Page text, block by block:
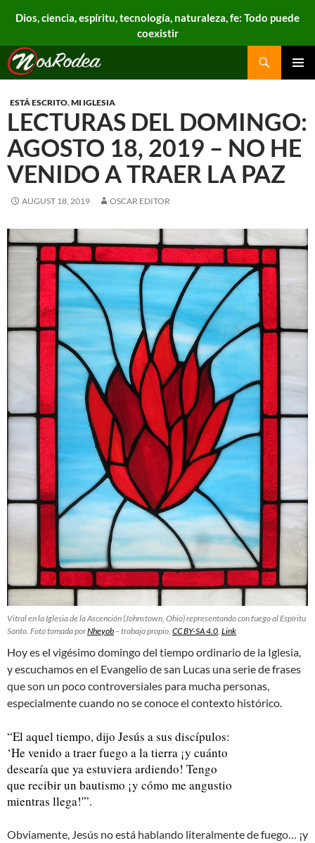
Dios, ciencia, espíritu, tecnología, naturaleza, fe: Todo puede
coexistir
Nos Rodea
Search
ESTÁ ESCRITO,MI IGLESIA
LECTURAS DEL DOMINGO:
AGOSTO 18, 2019 – NO HE
VENIDO A TRAER LA PAZ
AUGUST 18, 2019 OSCAR EDITOR
Vitral en la Iglesia de la Ascención (Johnstown, Ohio) representando con fuego al Espíritu
Santo. Foto tomada porNheyob – trabajo propio, CC BY-SA 4.0 Link
Hoy es el vigésimo domingo del tiempo ordinario de la Iglesia,
y escuchamos en el Evangelio de san Lucas una serie de frases
que son un poco controversiales para mucha personas,
especialmente cuando no se conoce el contexto histórico.
“El aquel tiempo, dijo Jesús a sus discípulos:
‘He venido a traer fuego a la tierra ¡y cuánto
desearía que ya estuviera ardiendo! Tengo
que recibir un bautismo ¡y cómo me angustio
mientras llega!'”.
Obviamente, Jesús no está hablando literalmente de fuego… ¡y